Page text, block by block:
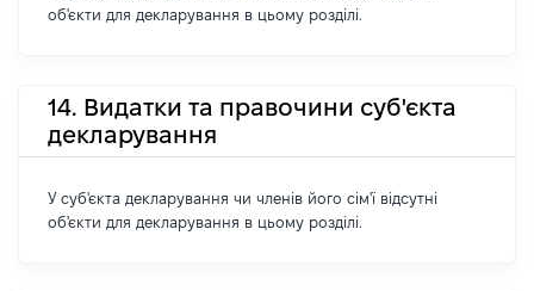
об'єкти для декларування в цьому розділі.
14. Видатки та правочини суб'єкта
декларування
У суб'єкта декларування чи членів його сім'ї відсутні
об'єкти для декларування в цьому розділі.